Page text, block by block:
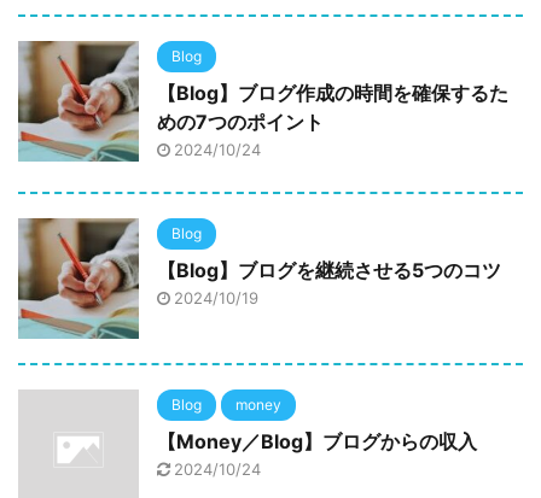
Blog
【Blog】ブログ作成の時間を確保するた
めの7つのポイント
2024/10/24
Blog
【Blog】ブログを継続させる5つのコツ
2024/10/19
Blog money
【Money／Blog】ブログからの収入
2024/10/24